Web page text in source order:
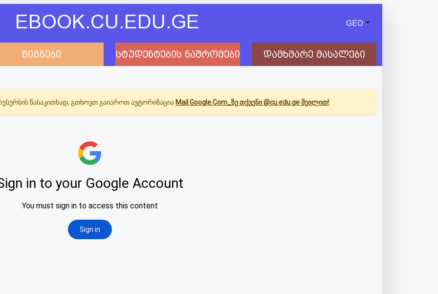
EBOOK.CU.EDU.GE GEO
წიგნები სტუდენტების ნაშრომები დამხმარე მასალები
წასაკითხად, გთხოვთ გაიაროთ ავტორიზაცია Mail.Google.Com_ზე თქვენი @cu.edu.ge მეილით!